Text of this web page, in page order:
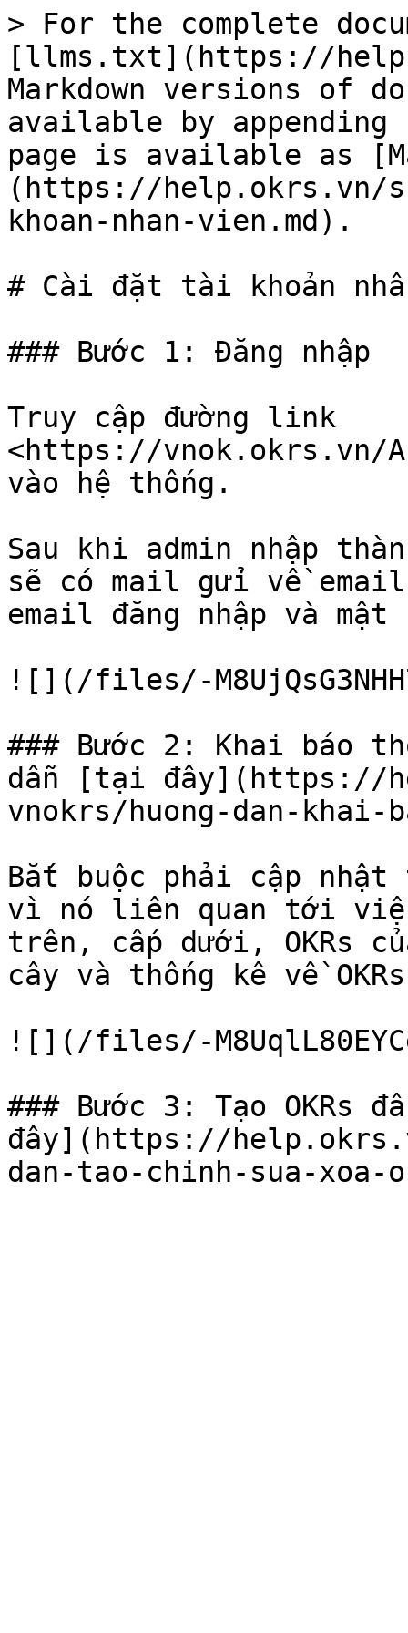
> For the complete
[llms.txt](https://
Markdown versions of
available by
page is available as
(https://help.okrs.vn/
khoan-nhan-vien.md).
# Cài đặt tài khoản
### Bước 1: Đăng nhập
Truy cập đường link
<https://vnok.okrs.vn/
vào hệ thống.
Sau khi admin nhập
sẽ có mail gửi về email
email đăng nhập và mật
![](/files/-
### Bước 2: Khai báo
dẫn [tại đây](https://
vnokrs/huong-dan-
Bắt buộc phải cập
vì nó liên quan tới
trên, cấp dưới, OKRs
cây và thống kê về
![](/files/-
### Bước 3: Tạo OKRs
đây](https://